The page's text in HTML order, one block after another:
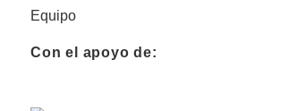
Equipo
Con el apoyo de: